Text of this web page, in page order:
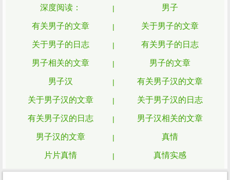
乌塔是一个14岁的小女孩，她自己去了：
法国，瑞士，奥地利，意大利等地。
这个14岁的小女孩见了作者先主动打招
呼，还告诉作者自己叫乌塔已经14岁了，他还
告诉作者自己是德国人。
她还非常勇敢。因为她自己独有欧洲。
而我是一个比较胆小的人，如果让我一个人
游欧洲肯定下的大喊大叫。
深度阅读： 男子
有关男子的文章 关于男子的文章
关于男子的日志 有关男子的日志
男子相关的文章 男子的文章
男子汉 有关男子汉的文章
关于男子汉的文章 关于男子汉的日志
有关男子汉的日志 男子汉相关的文章
男子汉的文章 真情
片片真情 真情实感
有关真情实感的文章 关于真情实感的文章